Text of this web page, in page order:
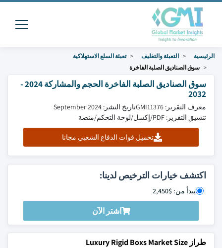
الرئيسية التعبئة والتغليف
تعبئة السلع الاستهلاكية
سوق الصناديق الصلبة الفاخرة
سوق الصناديق الصلبة الفاخرة الحجم والمشاركة 2024 -
2032
معرف التقرير: GMI11376
تاريخ النشر: September 2024
تنسيق التقرير: PDF/إكسل/لوحة التحكم/منصة
تحميل قوات الدفاع الشعبي مجانا
اكتشف خيارات الترخيص لدينا:
يبدأ من: $2,450
اشتر الآن
طراز Luxury Rigid Boxs Market Size